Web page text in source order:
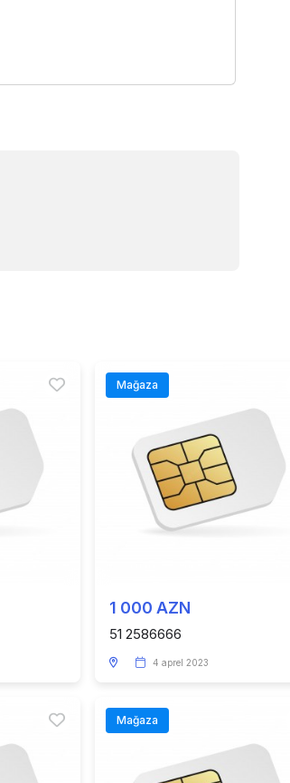
Mağaza
1 000 AZN
51 2586666
4 aprel 2023
Mağaza